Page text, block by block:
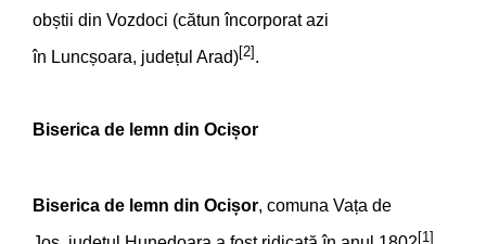
obștii din Vozdoci (cătun încorporat azi
în Luncșoara, județul Arad)[2] .
Biserica de lemn din Ocișor
Biserica de lemn din Ocișor, comuna Vața de
[1]